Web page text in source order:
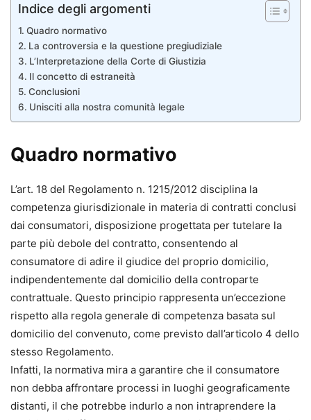
Indice degli argomenti
Quadro normativo
La controversia e la questione pregiudiziale
L’Interpretazione della Corte di Giustizia
Il concetto di estraneità
Conclusioni
Unisciti alla nostra comunità legale
Quadro normativo
L’art. 18 del Regolamento n. 1215/2012 disciplina la
competenza giurisdizionale in materia di contratti conclusi
dai consumatori, disposizione progettata per tutelare la
parte più debole del contratto, consentendo al
consumatore di adire il giudice del proprio domicilio,
indipendentemente dal domicilio della controparte
contrattuale. Questo principio rappresenta un’eccezione
rispetto alla regola generale di competenza basata sul
domicilio del convenuto, come previsto dall’articolo 4 dello
stesso Regolamento.
Infatti, la normativa mira a garantire che il consumatore
non debba affrontare processi in luoghi geograficamente
distanti, il che potrebbe indurlo a non intraprendere la